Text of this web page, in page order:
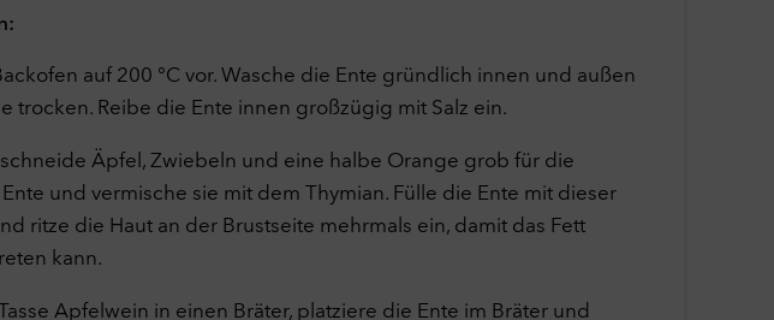
auf 200 °C vor. Wasche die Ente gründlich innen und außen
trocken. Reibe die Ente innen großzügig mit Salz ein.
Äpfel, Zwiebeln und eine halbe Orange grob für die
und vermische sie mit dem Thymian. Fülle die Ente mit dieser
ritze die Haut an der Brustseite mehrmals ein, damit das Fett
kann.
Apfelwein in einen Bräter, platziere die Ente im Bräter und
Webseite nutzbar zu
und Zugriff auf
Webseite kann ohne diese
eigenen Angebots gemessen
anderem zu verfolgen, welche
wurde und wie unsere
wir unter anderem zur
der von uns durchgeführten